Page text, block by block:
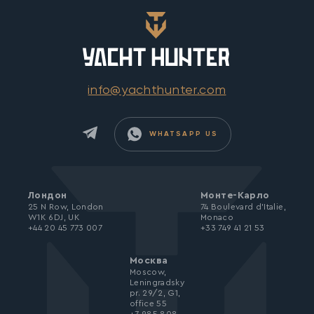
info@yachthunter.com
WHATSAPP US
Лондон
25 N Row, London
W1K 6DJ, UK
+44 20 45 773 007
Монте-Карло
74 Boulevard d’Italie,
Monaco
+33 749 41 21 53
Москва
Moscow,
Leningradsky
pr. 29/2, G1,
office 55